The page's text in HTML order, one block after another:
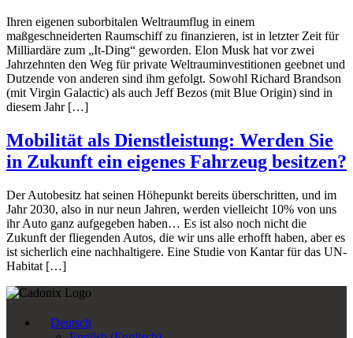
Ihren eigenen suborbitalen Weltraumflug in einem
maßgeschneiderten Raumschiff zu finanzieren, ist in letzter Zeit für
Milliardäre zum „It-Ding“ geworden. Elon Musk hat vor zwei
Jahrzehnten den Weg für private Weltrauminvestitionen geebnet und
Dutzende von anderen sind ihm gefolgt. Sowohl Richard Brandson
(mit Virgin Galactic) als auch Jeff Bezos (mit Blue Origin) sind in
diesem Jahr […]
Mobilität als Dienstleistung: Werden Sie
in Zukunft ein eigenes Fahrzeug besitzen?
Der Autobesitz hat seinen Höhepunkt bereits überschritten, und im
Jahr 2030, also in nur neun Jahren, werden vielleicht 10% von uns
ihr Auto ganz aufgegeben haben… Es ist also noch nicht die
Zukunft der fliegenden Autos, die wir uns alle erhofft haben, aber es
ist sicherlich eine nachhaltigere. Eine Studie von Kantar für das UN-
Habitat […]
Deutsch